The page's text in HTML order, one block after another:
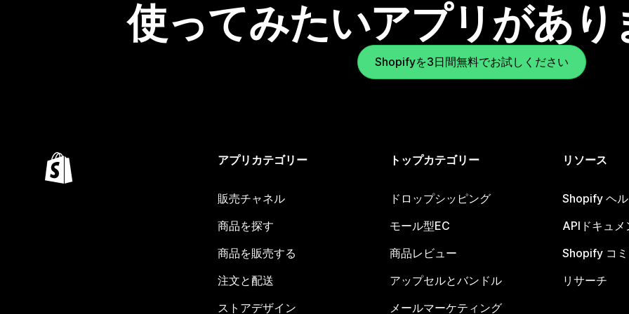
使ってみたいアプリがあり
Shopifyを3日間無料でお試しください
アプリカテゴリー
販売チャネル
商品を探す
商品を販売する
注文と配送
ストアデザイン
トップカテゴリー
ドロップシッピング
モール型EC
商品レビュー
アップセルとバンドル
メールマーケティング
リソース
Shopify ヘ
APIドキュメ
Shopify コ
リサーチ